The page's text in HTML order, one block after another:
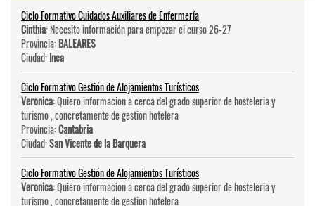
Ciclo Formativo Cuidados Auxiliares de Enfermería
Cinthia: Necesito información para empezar el curso 26-27
Provincia:BALEARES
Ciudad:Inca
Ciclo Formativo Gestión de Alojamientos Turísticos
Veronica: Quiero informacion a cerca del grado superior de hosteleri­a y
turismo , concretamente de gestion hotelera
Provincia:Cantabria
Ciudad:San Vicente de la Barquera
Ciclo Formativo Gestión de Alojamientos Turísticos
Veronica: Quiero informacion a cerca del grado superior de hosteleri­a y
turismo , concretamente de gestion hotelera